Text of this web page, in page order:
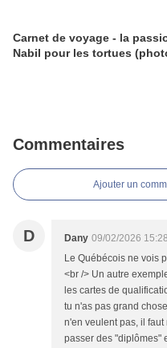
Carnet de voyage - la
Nabil pour les tortues
Commentaires
Ajouter un
D Dany 09/02/2026 15:28
Le Québécois ne vois
<br /> Un autre
les cartes de
tu n'as pas grand
n'en veulent pas, il
passer des "diplômes"